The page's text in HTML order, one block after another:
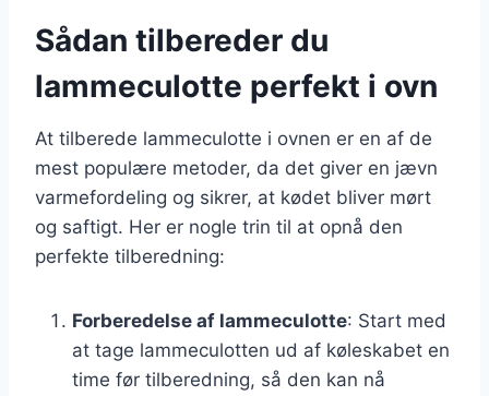
Sådan tilbereder du
lammeculotte perfekt i ovn
At tilberede lammeculotte i ovnen er en af de
mest populære metoder, da det giver en jævn
varmefordeling og sikrer, at kødet bliver mørt
og saftigt. Her er nogle trin til at opnå den
perfekte tilberedning:
Forberedelse af lammeculotte: Start med
at tage lammeculotten ud af køleskabet en
time før tilberedning, så den kan nå